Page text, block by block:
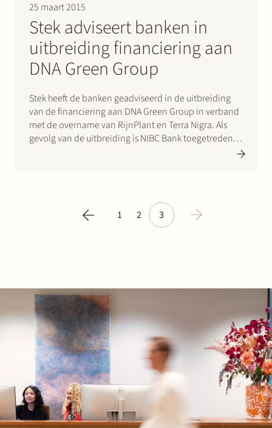
25 maart 2015
Stek adviseert banken in
uitbreiding financiering aan
DNA Green Group
Stek heeft de banken geadviseerd in de uitbreiding
van de financiering aan DNA Green Group in verband
met de overname van RijnPlant en Terra Nigra. Als
gevolg van de uitbreiding is NIBC Bank toegetreden
1 2 3